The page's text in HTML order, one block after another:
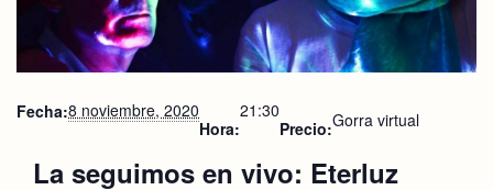
Fecha:8 noviembre, 2020
Hora:
21:30
Precio:Gorra virtual
La seguimos en vivo: Eterluz